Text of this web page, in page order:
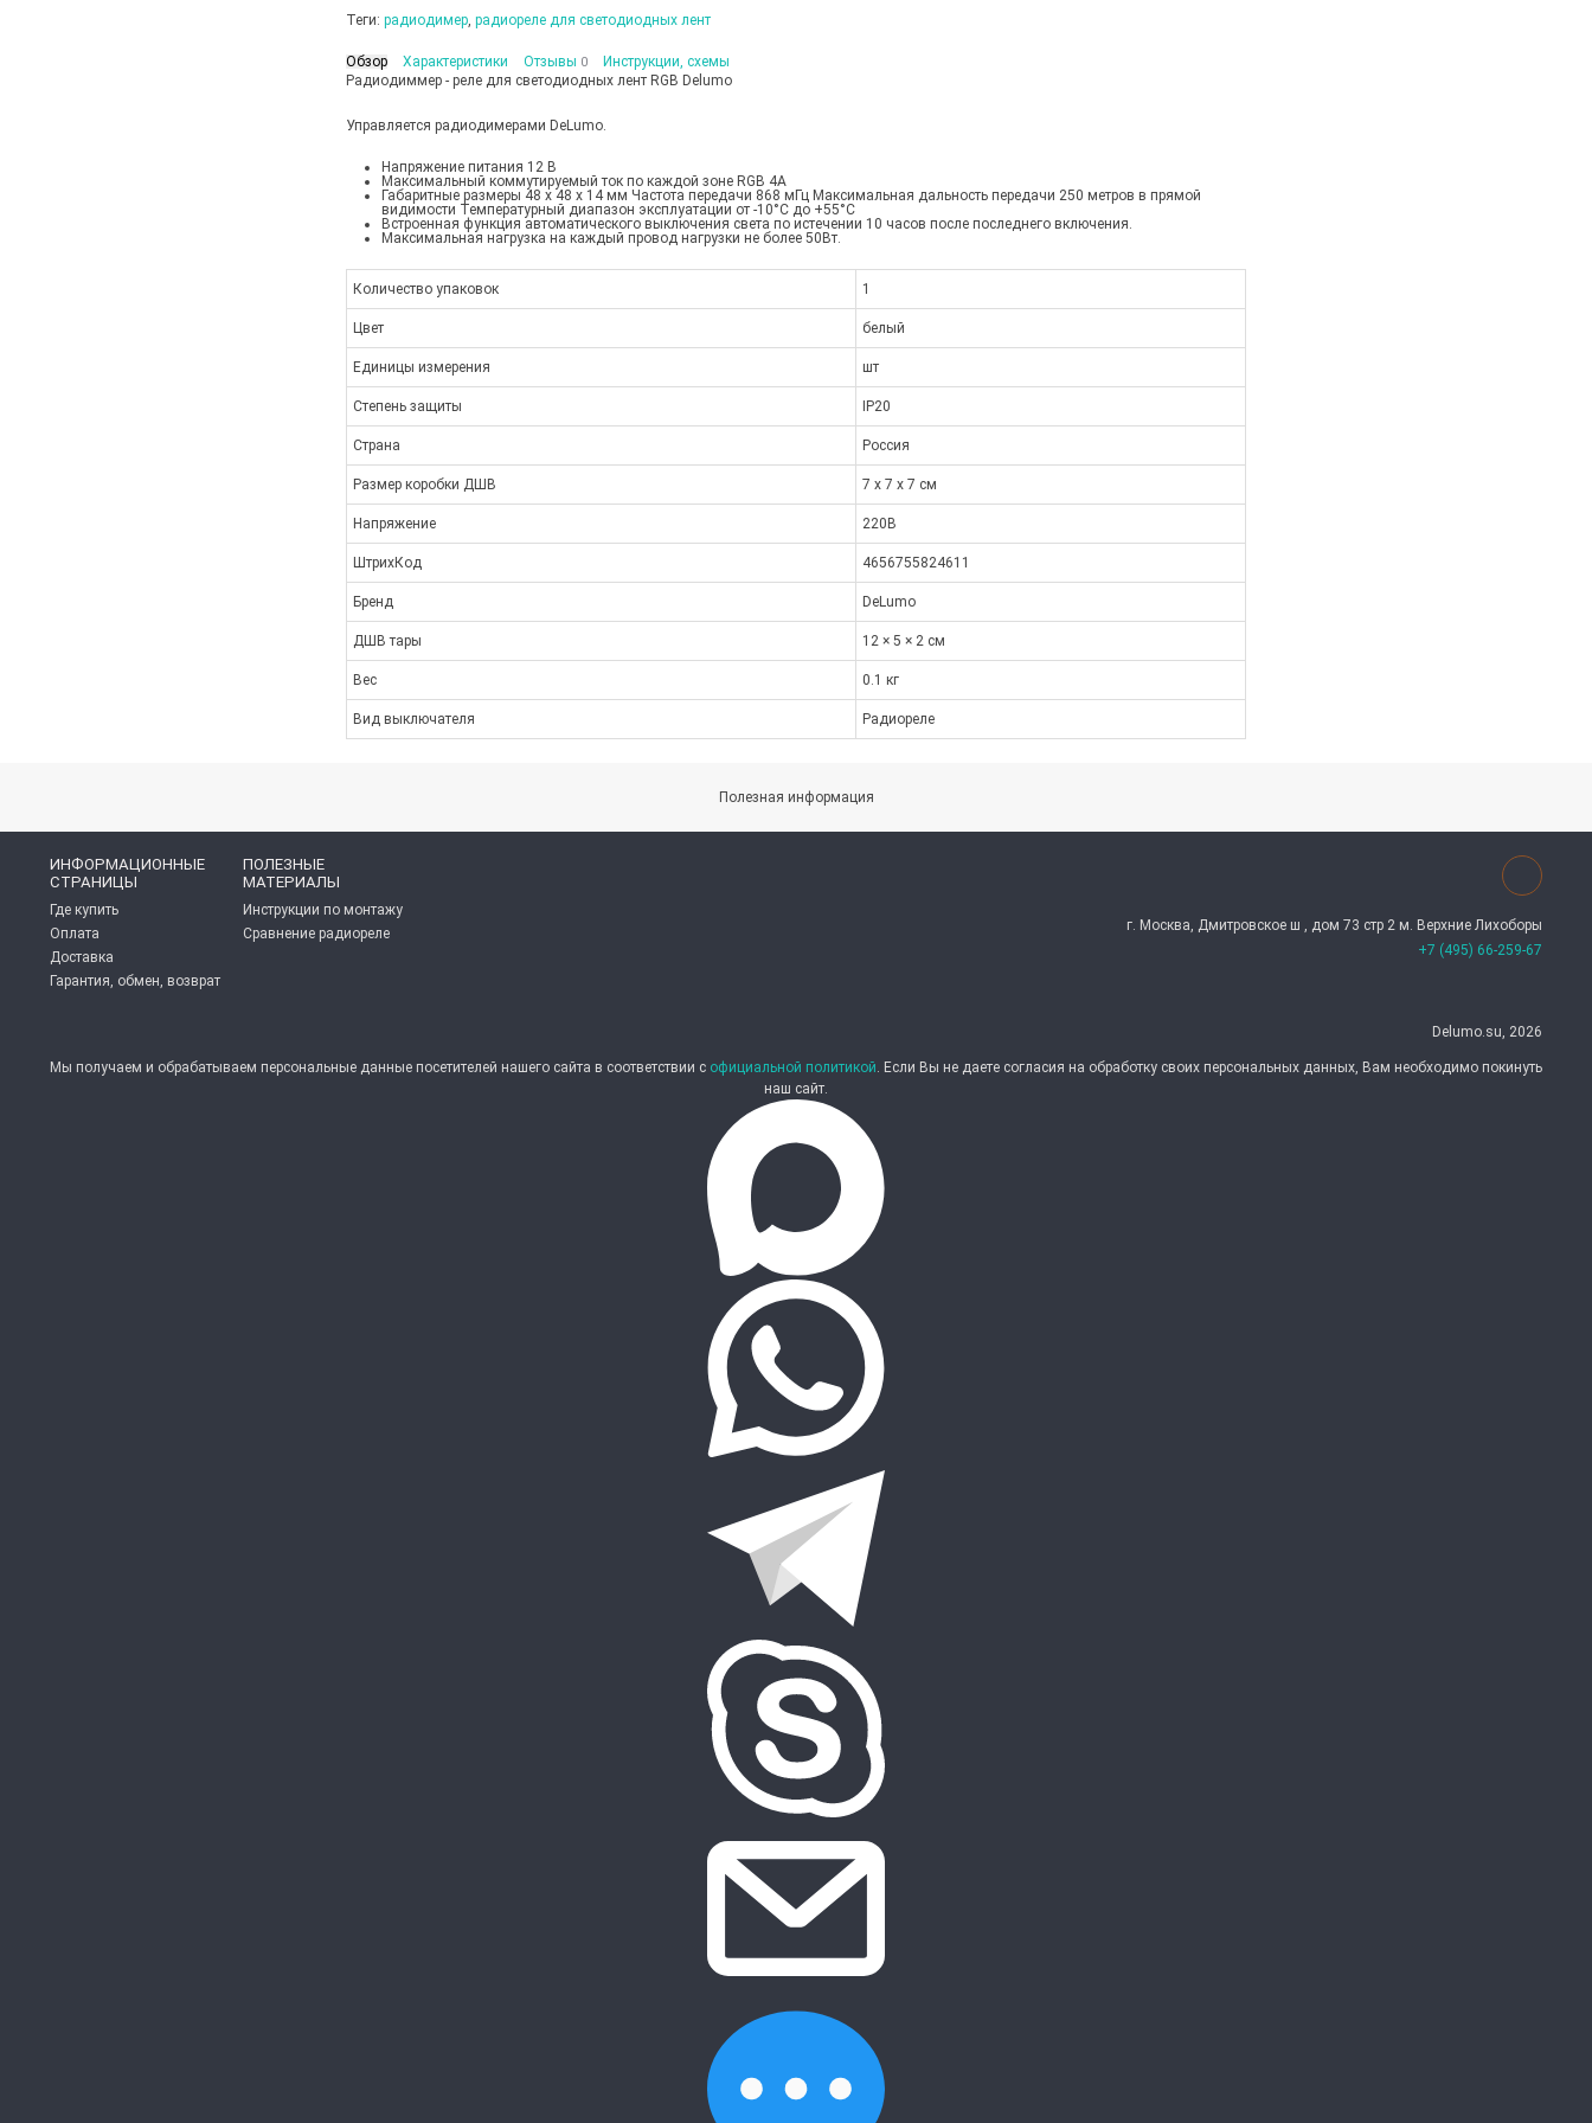
Теги: радиодимер, радиореле для светодиодных лент
Обзор Характеристики Отзывы 0
Инструкции, схемы
Радиодиммер - реле для светодиодных лент RGB Delumo
Управляется радиодимерами DeLumo.
Напряжение питания 12 В
Максимальный коммутируемый ток по каждой зоне RGB 4А
Габаритные размеры 48 х 48 х 14 мм Частота передачи 868 мГц Максимальная дальность передачи 250 метров в прямой
видимости Температурный диапазон эксплуатации от -10°C до +55°C
Встроенная функция автоматического выключения света по истечении 10 часов после последнего включения.
Максимальная нагрузка на каждый провод нагрузки не более 50Вт.
Количество упаковок 1
Цвет белый
Единицы измерения шт
Степень защиты IP20
Страна Россия
Размер коробки ДШВ 7 x 7 x 7 см
Напряжение 220В
ШтрихКод 4656755824611
Бренд DeLumo
ДШВ тары 12 × 5 × 2 см
Вес 0.1 кг
Вид выключателя Радиореле
Полезная информация
ИНФОРМАЦИОННЫЕ
СТРАНИЦЫ
Где купить
Оплата
Доставка
Гарантия, обмен, возврат
ПОЛЕЗНЫЕ
МАТЕРИАЛЫ
Инструкции по монтажу
Сравнение радиореле
г. Москва, Дмитровское ш , дом 73 стр 2 м. Верхние Лихоборы
+7 (495) 66-259-67
Delumo.su, 2026
Мы получаем и обрабатываем персональные данные посетителей нашего сайта в соответствии с официальной политикой. Если Вы не даете согласия на обработку своих персональных данных, Вам необходимо покинуть
наш сайт.